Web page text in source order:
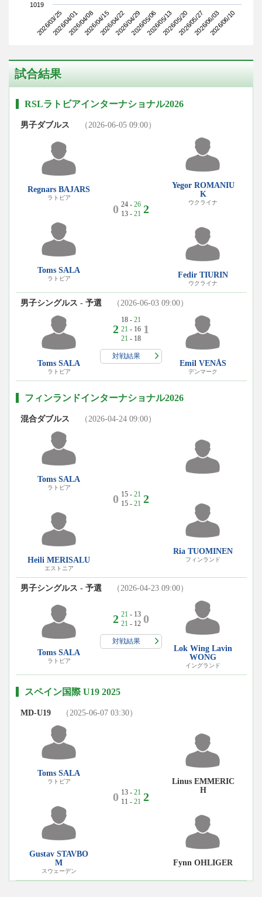
2026/03/252026/04/012026/04/082026/04/152026/04/222026/04/292026/05/062026/05/132026/05/202026/05/272026/06/032026/06/10
1019
試合結果
RSLラトビアインターナショナル2026
男子ダブルス （2026-06-05 09:00）
Regnars BAJARS
ラトビア
Toms SALA
ラトビア
0 24 - 26
13 - 21 2
Yegor ROMANIU
K
ウクライナ
Fedir TIURIN
ウクライナ
男子シングルス - 予選 （2026-06-03 09:00）
Toms SALA
ラトビア
2
18 - 21
21 - 16
21 - 18
1
対戦結果
Emil VENÅS
デンマーク
フィンランドインターナショナル2026
混合ダブルス （2026-04-24 09:00）
Toms SALA
ラトビア
Heili MERISALU
エストニア
0 15 - 21
15 - 21 2
Ria TUOMINEN
フィンランド
男子シングルス - 予選 （2026-04-23 09:00）
Toms SALA
ラトビア
2 21 - 13
21 - 12 0
対戦結果
Lok Wing Lavin
WONG
イングランド
スペイン国際 U19 2025
MD-U19 （2025-06-07 03:30）
Toms SALA
ラトビア
Gustav STAVBO
M
スウェーデン
0 13 - 21
11 - 21 2
Linus EMMERIC
H
Fynn OHLIGER